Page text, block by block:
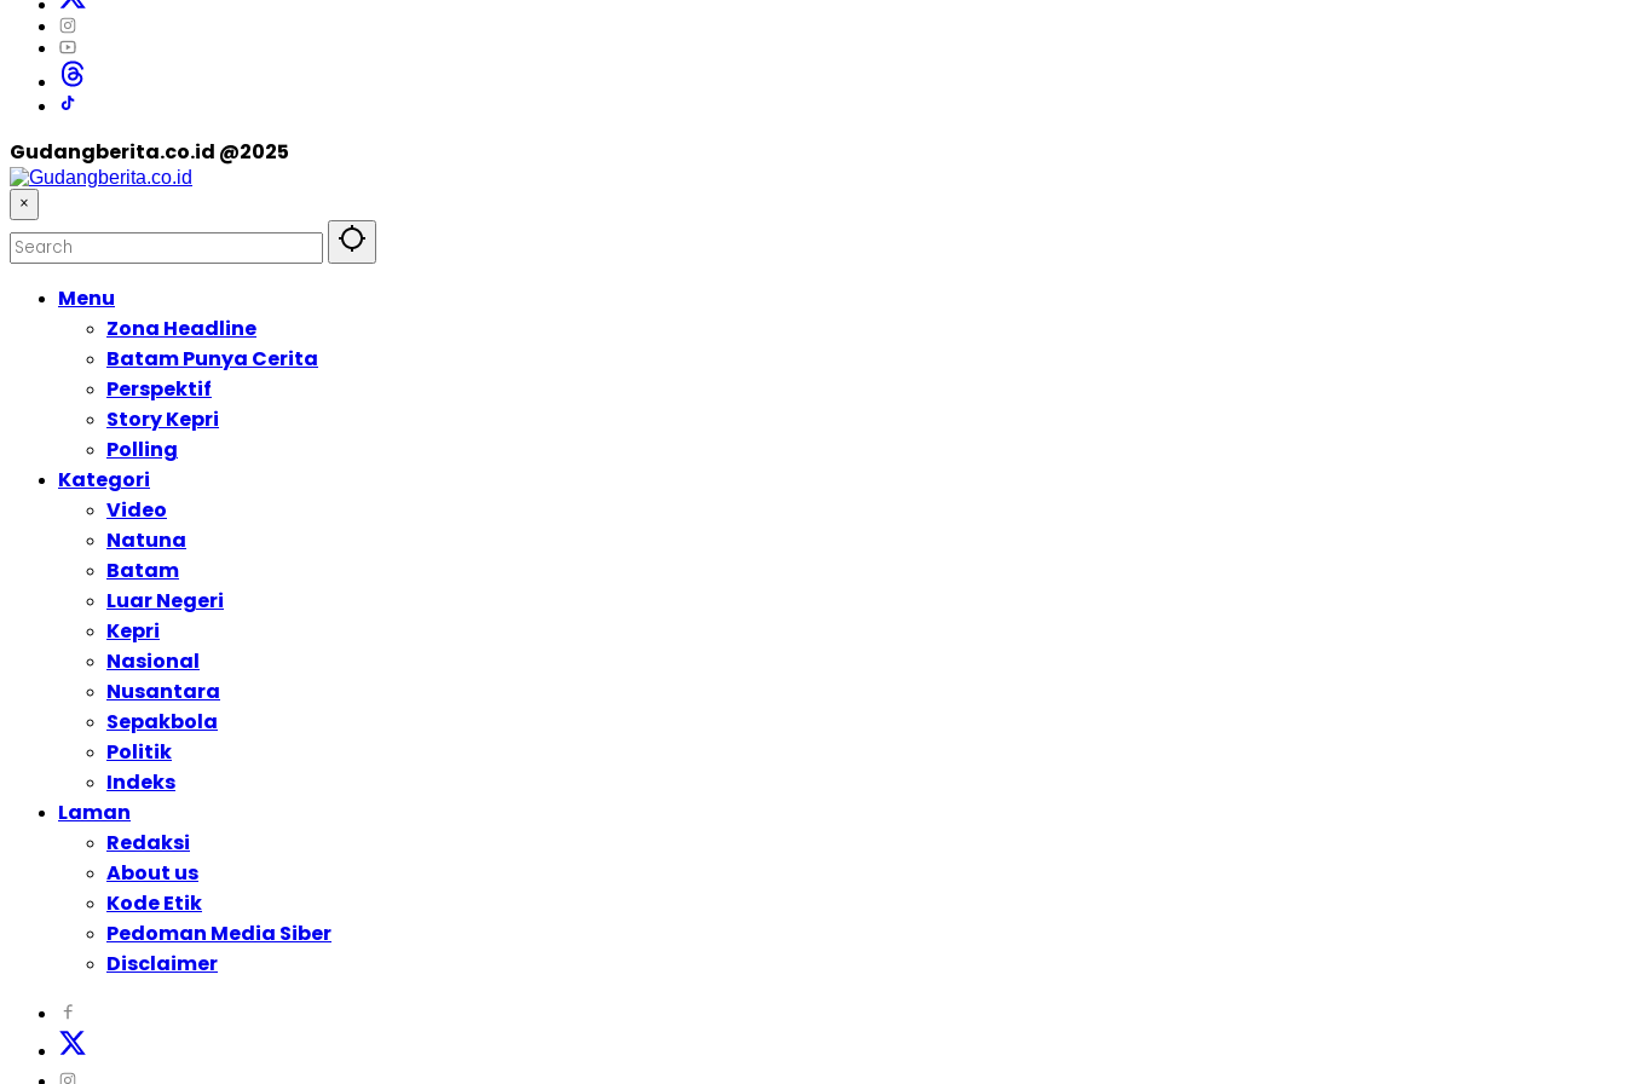
Gudangberita.co.id @2025
×
Menu
Zona Headline
Batam Punya Cerita
Perspektif
Story Kepri
Polling
Kategori
Video
Natuna
Batam
Luar Negeri
Kepri
Nasional
Nusantara
Sepakbola
Politik
Indeks
Laman
Redaksi
About us
Kode Etik
Pedoman Media Siber
Disclaimer